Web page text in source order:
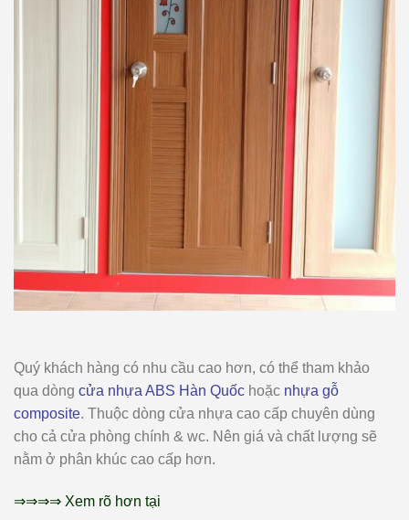
Quý khách hàng có nhu cầu cao hơn, có thể tham khảo
qua dòng cửa nhựa ABS Hàn Quốc hoặc nhựa gỗ
composite. Thuộc dòng cửa nhựa cao cấp chuyên dùng
cho cả cửa phòng chính & wc. Nên giá và chất lượng sẽ
nằm ở phân khúc cao cấp hơn.
⇒⇒⇒⇒ Xem rõ hơn tại